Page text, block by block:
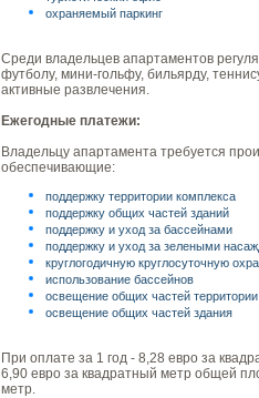
охраняемый паркинг
Среди владельцев апартаментов
футболу, мини-гольфу, бильярду,
активные развлечения.
Ежегодные платежи:
Владельцу апартамента требуется
обеспечивающие:
поддержку территории комплекса
поддержку общих частей зданий
поддержку и уход за бассейнами
поддержку и уход за зелеными
круглогодичную круглосуточную
использование бассейнов
освещение общих частей территории
освещение общих частей здания
При оплате за 1 год - 8,28 евро за
6,90 евро за квадратный метр общей
метр.